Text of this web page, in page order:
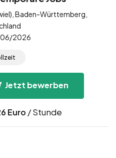
Baden-Württemberg,
2026
Jetzt bewerben
Euro / Stunde